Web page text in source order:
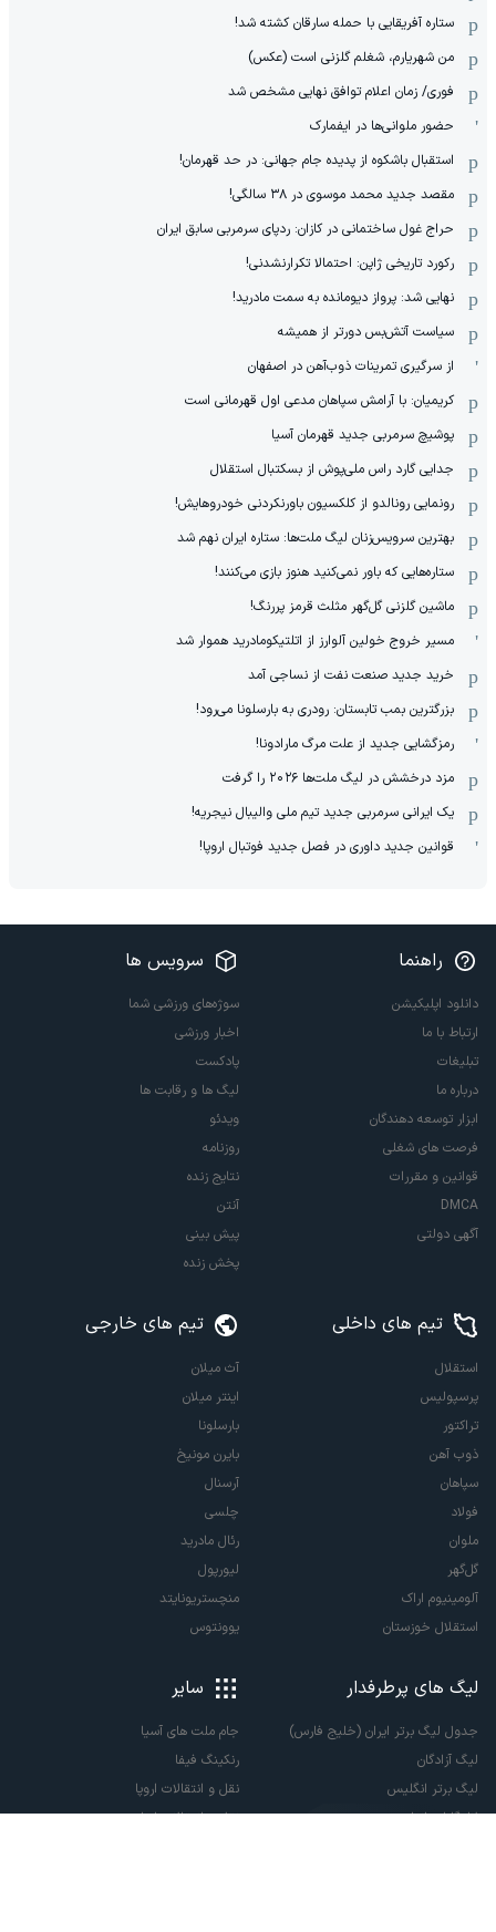
ستاره آفریقایی با حمله سارقان کشته شد!
من شهریارم، شغلم گلزنی است (عکس)
فوری/ زمان اعلام توافق نهایی مشخص شد
حضور ملوانی‌ها در ایفمارک
استقبال باشکوه از پدیده جام جهانی: در حد قهرمان!
مقصد جدید محمد موسوی در ٣٨ سالگی!
حراج غول ساختمانی در کازان: ردپای سرمربی سابق ایران
رکورد تاریخی ژاپن: احتمالا تکرارنشدنی!
نهایی شد: پرواز دیومانده به سمت مادرید!
سیاست آتش‌بس دورتر از همیشه
از سرگیری تمرینات ذوب‌آهن در اصفهان
کریمیان: با آرامش سپاهان مدعی اول قهرمانی است
پوشیچ سرمربی جدید قهرمان آسیا
جدایی گارد راس ملی‌پوش از بسکتبال استقلال
رونمایی رونالدو از کلکسیون باورنکردنی خودروهایش!
بهترین سرویس‌زنان لیگ ملت‌ها: ستاره ایران نهم شد
ستاره‌هایی که باور نمی‌کنید هنوز بازی می‌کنند!
ماشین گلزنی گل‌گهر مثلث قرمز پررنگ!
مسیر خروج خولین آلوارز از اتلتیکومادرید هموار شد
خرید جدید صنعت نفت از نساجی آمد
بزرگترین بمب تابستان: رودری به بارسلونا می‌رود!
رمزگشایی جدید از علت مرگ مارادونا!
مزد درخشش در لیگ ملت‌ها ٢٠٢۶ را گرفت
یک ایرانی سرمربی جدید تیم ملی والیبال نیجریه!
قوانین جدید داوری در فصل جدید فوتبال اروپا!
راهنما
دانلود اپلیکیشن
ارتباط با ما
تبلیغات
درباره ما
ابزار توسعه دهندگان
فرصت های شغلی
قوانین و مقررات
DMCA
آگهی دولتی
سرویس ها
سوژه‌های ورزشی شما
اخبار ورزشی
پادکست
لیگ ها و رقابت ها
ویدئو
روزنامه
نتایج زنده
آنتن
پیش بینی
پخش زنده
تیم های داخلی
استقلال
پرسپولیس
تراکتور
ذوب آهن
سپاهان
فولاد
ملوان
گل‌گهر
آلومینیوم اراک
استقلال خوزستان
تیم های خارجی
آث میلان
اینتر میلان
بارسلونا
بایرن مونیخ
آرسنال
چلسی
رئال مادرید
لیورپول
منچستریونایتد
یوونتوس
لیگ های پرطرفدار
جدول لیگ برتر ایران (خلیج فارس)
لیگ آزادگان
لیگ برتر انگلیس
لالیگا اسپانیا
سایر
جام ملت های آسیا
رنکینگ فیفا
نقل و انتقالات اروپا
نقل و انتقالات ایران